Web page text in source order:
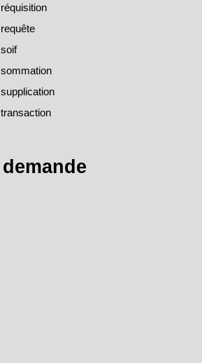
réquisition
requête
soif
sommation
supplication
transaction
demande